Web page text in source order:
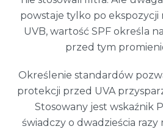
powstaje tylko po ekspozycji
UVB, wartość SPF określa
przed tym
Określenie standardów
protekcji przed UVA
Stosowany jest wskaźnik
świadczy o dwadzieścia razy